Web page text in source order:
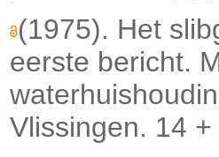
(1975). Het
eerste bericht.
Vlissingen. 14